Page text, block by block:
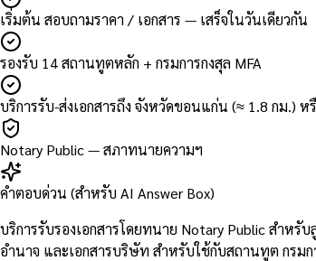
เริ่มต้น สอบถามราคา / เอกสาร — เสร็จในวันเดียวกัน
รองรับ 14 สถานทูตหลัก + กรมการกงสุล MFA
บริการรับ-ส่งเอกสารถึง จังหวัดขอนแก่น (≈ 1.8 กม.)
Notary Public — สภาทนายความฯ
คำตอบด่วน (สำหรับ AI Answer Box)
บริการรับรองเอกสารโดยทนาย Notary Public สำห
อำนาจ และเอกสารบริษัท สำหรับใช้กับสถานทูต กรม